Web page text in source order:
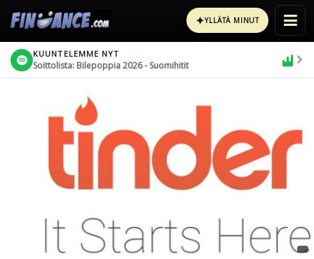
✦YLLÄTÄ MINUT
KUUNTELEMME NYT
Soittolista: Bilepoppia 2026 - Suomihitit